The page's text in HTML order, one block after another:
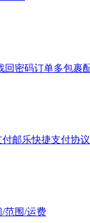
回密码订单多包裹
付邮乐快捷支付协议
范围/运费